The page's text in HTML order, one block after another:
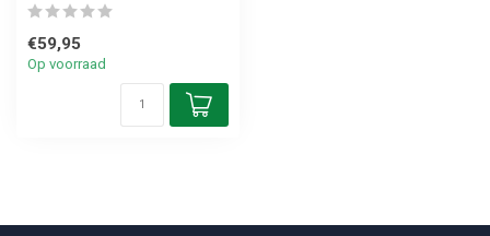
€59,95
Op voorraad